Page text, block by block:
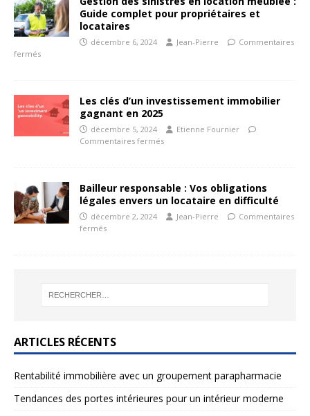
Guide complet pour propriétaires et
locataires
décembre 6, 2024 Jean-Pierre
Commentaires
fermés
Les clés d’un investissement immobilier
gagnant en 2025
décembre 5, 2024
Etienne Fournier
Commentaires fermés
Bailleur responsable : Vos obligations
légales envers un locataire en difficulté
décembre 2, 2024 Jean-Pierre
Commentaires
fermés
ARTICLES RÉCENTS
Rentabilité immobilière avec un groupement parapharmacie
Tendances des portes intérieures pour un intérieur moderne